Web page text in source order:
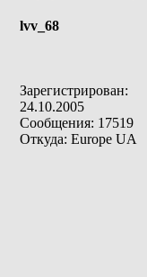
lvv_68
Зарегистрирован:
24.10.2005
Сообщения: 17519
Откуда: Europe UA